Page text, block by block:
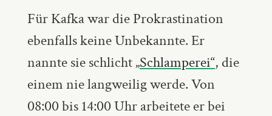
Für Kafka war die Prokrastination
ebenfalls keine Unbekannte. Er
nannte sie schlicht„Schlamperei“, die
einem nie langweilig werde. Von
08:00 bis 14:00 Uhr arbeitete er bei